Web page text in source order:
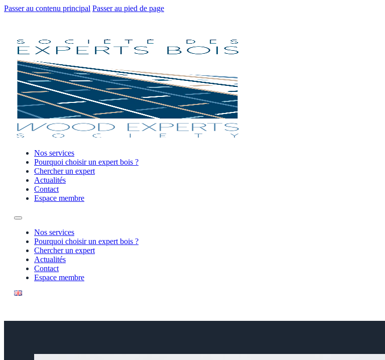
Passer au contenu principal Passer au pied de page
Nos services
Pourquoi choisir un expert bois ?
Chercher un expert
Actualités
Contact
Espace membre
Nos services
Pourquoi choisir un expert bois ?
Chercher un expert
Actualités
Contact
Espace membre